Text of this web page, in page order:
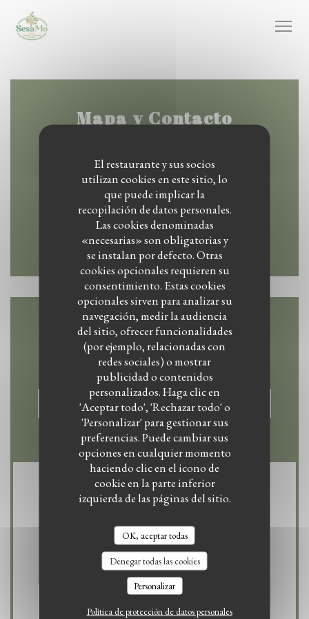
Personalización de sus opciones de cookies
El restaurante y sus socios
utilizan cookies en este sitio, lo
que puede implicar la
recopilación de datos personales.
Las cookies denominadas
«necesarias» son obligatorias y
se instalan por defecto. Otras
cookies opcionales requieren su
consentimiento. Estas cookies
opcionales sirven para analizar su
navegación, medir la audiencia
del sitio, ofrecer funcionalidades
(por ejemplo, relacionadas con
redes sociales) o mostrar
publicidad o contenidos
personalizados. Haga clic en
'Aceptar todo', 'Rechazar todo' o
'Personalizar' para gestionar sus
preferencias. Puede cambiar sus
opciones en cualquier momento
haciendo clic en el icono de
cookie en la parte inferior
izquierda de las páginas del sitio.
OK, aceptar todas
Denegar todas las cookies
Personalizar
Política de protección de datos personales
Mapa y Contacto
Ginnekenweg 16 4818 JE Breda((abre en una
06 43712739
Facebook ((abre en una nueva
Instagram ((abre en una
Contacto
RESERVAR UNA MESA
Manténgase al día
de marketing por correo electrónico.
SUSCRIBIRSE